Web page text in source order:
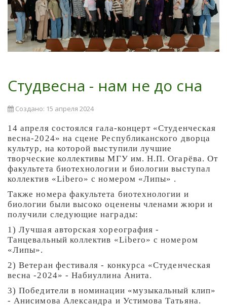
Студвесна - нам не до сна
Создано: 15 апреля 2024
14 апреля состоялся гала-концерт «Студенческая
весна-2024» на сцене Республиканского дворца
культур, на которой выступили лучшие
творческие коллективы МГУ им. Н.П. Огарёва. От
факультета биотехнологии и биологии выступал
коллектив «Libero» с номером «Липы» .
Также номера факультета биотехнологии и
биологии были высоко оценены членами жюри и
получили следующие награды:
1) Лучшая авторская хореография -
Танцевальный коллектив «Libero» с номером
«Липы».
2) Ветеран фестиваля - конкурса «Студенческая
весна -2024» - Набиуллина Анита.
3) Победители в номинации «музыкальный клип»
- Анисимова Александра и Устимова Татьяна.